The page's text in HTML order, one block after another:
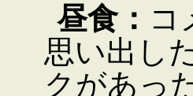
昼食： コ
思い出し
クがあっ